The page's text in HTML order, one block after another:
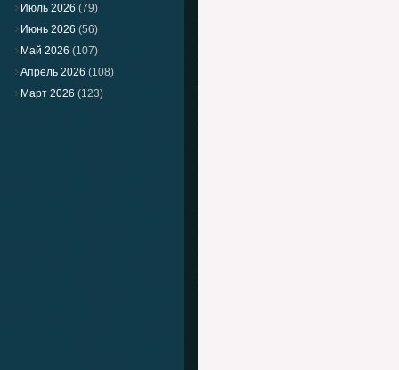
Июль 2026 (79)
Июнь 2026 (56)
Май 2026 (107)
Апрель 2026 (108)
Март 2026 (123)